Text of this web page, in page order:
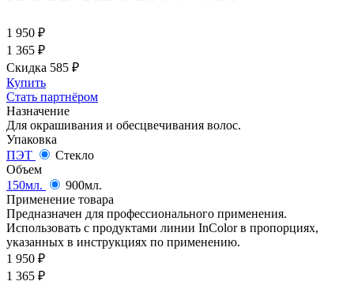
1 950 ₽
1 365 ₽
Скидка 585 ₽
Купить
Стать партнёром
Назначение
Для окрашивания и обесцвечивания волос.
Упаковка
ПЭТ
Стекло
Объем
150мл.
900мл.
Применение товара
Предназначен для профессионального применения.
Использовать с продуктами линии InColor в пропорциях,
указанных в инструкциях по применению.
1 950 ₽
1 365 ₽